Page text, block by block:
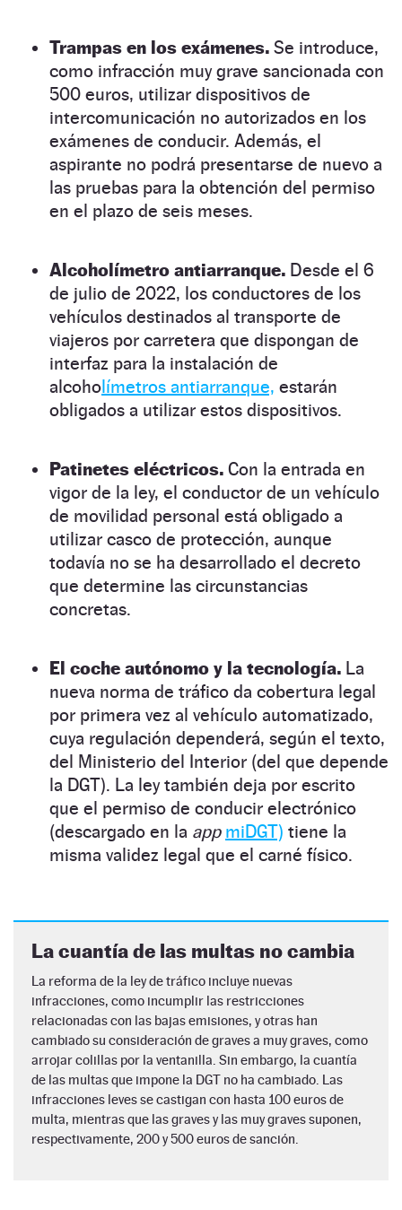
Trampas en los exámenes. Se introduce,
como infracción muy grave sancionada con
500 euros, utilizar dispositivos de
intercomunicación no autorizados en los
exámenes de conducir. Además, el
aspirante no podrá presentarse de nuevo a
las pruebas para la obtención del permiso
en el plazo de seis meses.
Alcoholímetro antiarranque. Desde el 6
de julio de 2022, los conductores de los
vehículos destinados al transporte de
viajeros por carretera que dispongan de
interfaz para la instalación de
alcoholímetros antiarranque, estarán
obligados a utilizar estos dispositivos.
Patinetes eléctricos. Con la entrada en
vigor de la ley, el conductor de un vehículo
de movilidad personal está obligado a
utilizar casco de protección, aunque
todavía no se ha desarrollado el decreto
que determine las circunstancias
concretas.
El coche autónomo y la tecnología. La
nueva norma de tráfico da cobertura legal
por primera vez al vehículo automatizado,
cuya regulación dependerá, según el texto,
del Ministerio del Interior (del que depende
la DGT). La ley también deja por escrito
que el permiso de conducir electrónico
(descargado en la app miDGT) tiene la
misma validez legal que el carné físico.
La cuantía de las multas no cambia
La reforma de la ley de tráfico incluye nuevas
infracciones, como incumplir las restricciones
relacionadas con las bajas emisiones, y otras han
cambiado su consideración de graves a muy graves, como
arrojar colillas por la ventanilla. Sin embargo, la cuantía
de las multas que impone la DGT no ha cambiado. Las
infracciones leves se castigan con hasta 100 euros de
multa, mientras que las graves y las muy graves suponen,
respectivamente, 200 y 500 euros de sanción.